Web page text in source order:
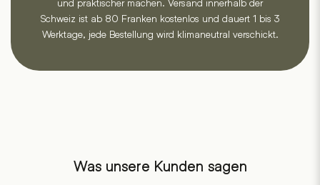
und praktischer machen. Versand innerhalb der
Schweiz ist ab 80 Franken kostenlos und dauert 1 bis 3
Werktage, jede Bestellung wird klimaneutral verschickt.
Was unsere Kunden sagen